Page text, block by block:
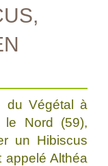
du Végétal à
le Nord (59),
un Hibiscus
appelé Althéa